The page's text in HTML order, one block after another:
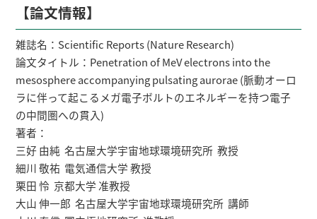
【論文情報】
雑誌名：Scientific Reports (Nature Research)
論文タイトル：Penetration of MeV electrons into the
mesosphere accompanying pulsating aurorae (脈動オーロ
ラに伴って起こるメガ電子ボルトのエネルギーを持つ電子
の中間圏への貫入)
著者：
三好 由純 名古屋大学宇宙地球環境研究所 教授
細川 敬祐 電気通信大学 教授
栗田 怜 京都大学 准教授
大山 伸一郎 名古屋大学宇宙地球環境研究所 講師